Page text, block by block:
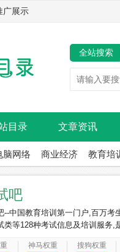
展示
全站搜索
目录 文章资讯
脑网络 商业经济 教育培
吧
--中国教育培训第一门户,百万考
类等128种考试信息及培训服务,
神马权重 搜狗权重